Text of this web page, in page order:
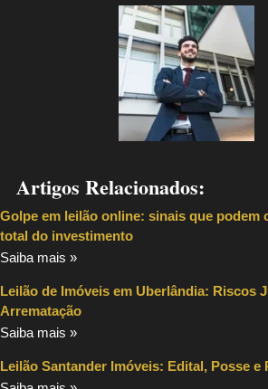
Artigos Relacionados:
Golpe em leilão online: sinais que podem
total do investimento
Saiba mais »
Leilão de Imóveis em Uberlândia: Riscos
Arrematação
Saiba mais »
Leilão Santander Imóveis: Edital, Posse e